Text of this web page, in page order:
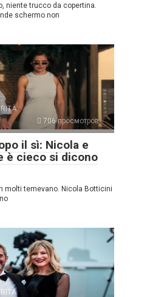
niente trucco da copertina.
schermo non
706 просмотров
il sì: Nicola e
è cieco si dicono
molti temevano. Nicola Botticini